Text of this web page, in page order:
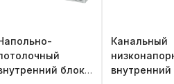
блок
Канальный
внутренний